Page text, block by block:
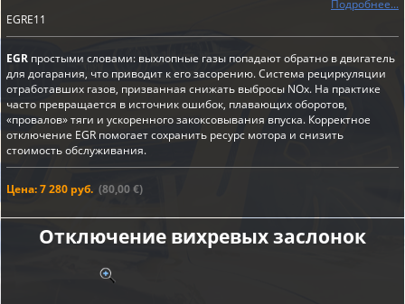
Подробнее...
EGRE11
EGR простыми словами: выхлопные газы попадают обратно в двигатель
для догарания, что приводит к его засорению. Система рециркуляции
отработавших газов, призванная снижать выбросы NOx. На практике
часто превращается в источник ошибок, плавающих оборотов,
«провалов» тяги и ускоренного закоксовывания впуска. Корректное
отключение EGR помогает сохранить ресурс мотора и снизить
стоимость обслуживания.
Цена: 7 280 руб. (80,00 €)
Отключение вихревых заслонок